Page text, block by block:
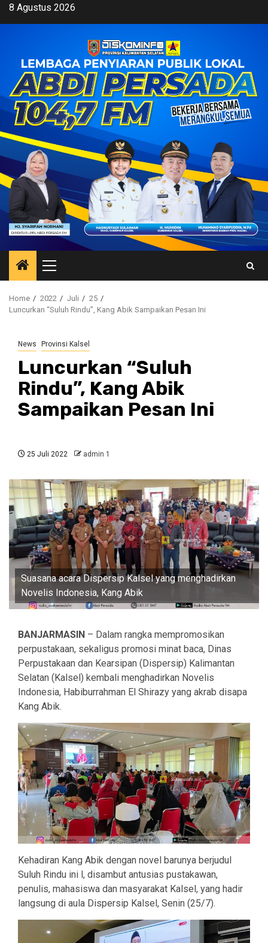
Skip8 Agustus 2026
Primary
Menu
Home 2022 Juli
25
Luncurkan “Suluh Rindu”, Kang Abik Sampaikan Pesan Ini
News Provinsi Kalsel
Luncurkan “Suluh
Rindu”, Kang Abik
Sampaikan Pesan Ini
25 Juli 2022 admin 1
Suasana acara Dispersip Kalsel yang menghadirkan
Novelis Indonesia, Kang Abik
BANJARMASIN – Dalam rangka mempromosikan
perpustakaan, sekaligus promosi minat baca, Dinas
Perpustakaan dan Kearsipan (Dispersip) Kalimantan
Selatan (Kalsel) kembali menghadirkan Novelis
Indonesia, Habiburrahman El Shirazy yang akrab disapa
Kang Abik.
Kehadiran Kang Abik dengan novel barunya berjudul
Suluh Rindu ini l, disambut antusias pustakawan,
penulis, mahasiswa dan masyarakat Kalsel, yang hadir
langsung di aula Dispersip Kalsel, Senin (25/7).